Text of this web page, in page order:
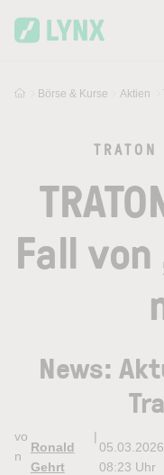
Börse & Kurse Aktien
TRATON
Fall
News:
vo
n
Ronald
Gehrt
|
08:23 Uhr